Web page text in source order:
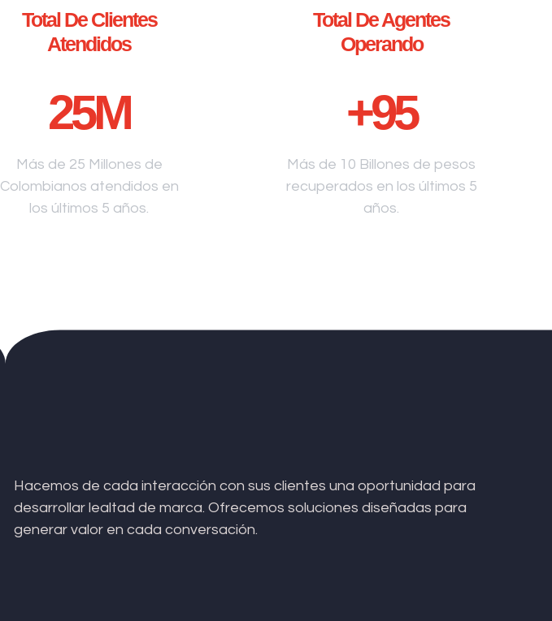
Total De Clientes
Atendidos
25M
Más de 25 Millones de
Colombianos atendidos en
los últimos 5 años.
Total De Agentes
Operando
+95
Más de 10 Billones de pesos
recuperados en los últimos 5
años.
Hacemos de cada interacción con sus clientes una oportunidad para
desarrollar lealtad de marca. Ofrecemos soluciones diseñadas para
generar valor en cada conversación.